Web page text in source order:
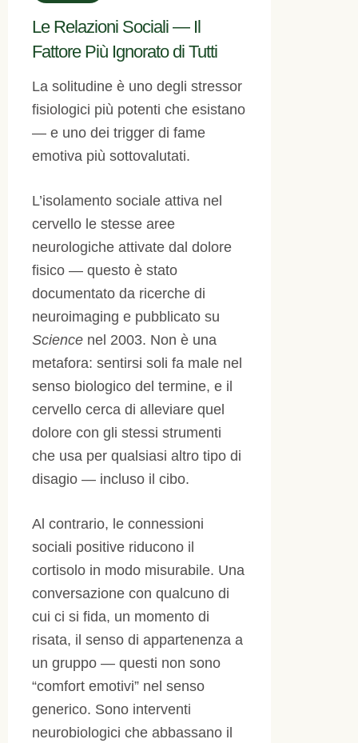
Le Relazioni Sociali — Il
Fattore Più Ignorato di Tutti
La solitudine è uno degli stressor
fisiologici più potenti che esistano
— e uno dei trigger di fame
emotiva più sottovalutati.
L’isolamento sociale attiva nel
cervello le stesse aree
neurologiche attivate dal dolore
fisico — questo è stato
documentato da ricerche di
neuroimaging e pubblicato su
Science nel 2003. Non è una
metafora: sentirsi soli fa male nel
senso biologico del termine, e il
cervello cerca di alleviare quel
dolore con gli stessi strumenti
che usa per qualsiasi altro tipo di
disagio — incluso il cibo.
Al contrario, le connessioni
sociali positive riducono il
cortisolo in modo misurabile. Una
conversazione con qualcuno di
cui ci si fida, un momento di
risata, il senso di appartenenza a
un gruppo — questi non sono
“comfort emotivi” nel senso
generico. Sono interventi
neurobiologici che abbassano il